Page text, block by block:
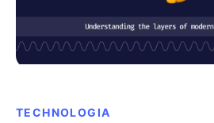
TECHNOLOGIA